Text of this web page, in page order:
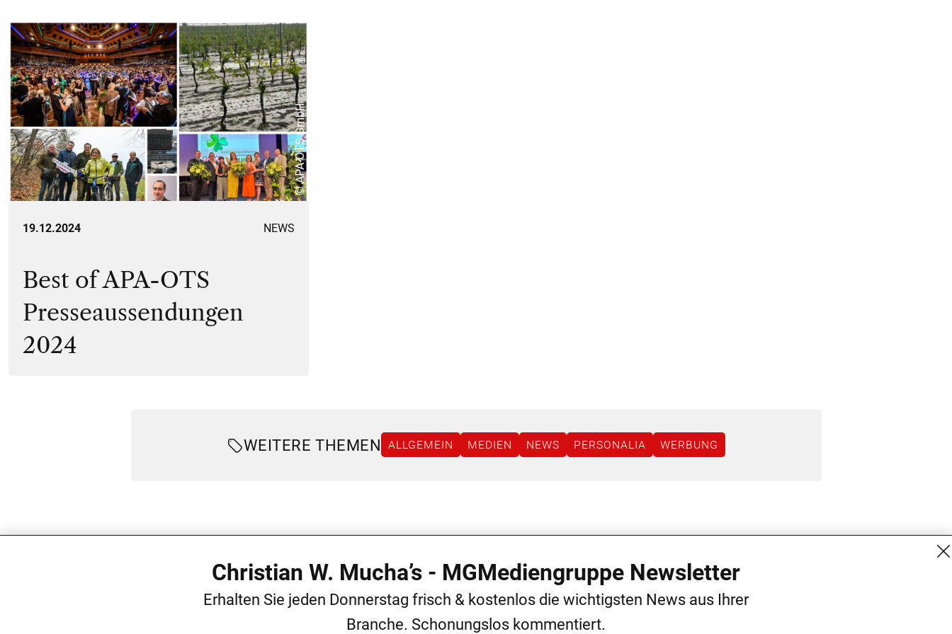
© APA-OTS GmbH
19.12.2024 NEWS
Best of APA-OTS
Presseaussendungen
2024
WEITERE THEMEN ALLGEMEIN MEDIEN NEWS PERSONALIA WERBUNG
Burgring 1/7
Christian W. Mucha’s - MGMediengruppe Newsletter
Erhalten Sie jeden Donnerstag frisch & kostenlos die wichtigsten News aus Ihrer
Branche. Schonungslos kommentiert.